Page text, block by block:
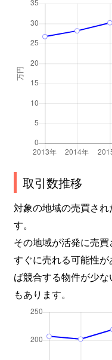
取引数推移
対象の地域の売買さ
す。
その地域が活発に売
すぐに売れる可能性
ば競合する物件が少
もあります。